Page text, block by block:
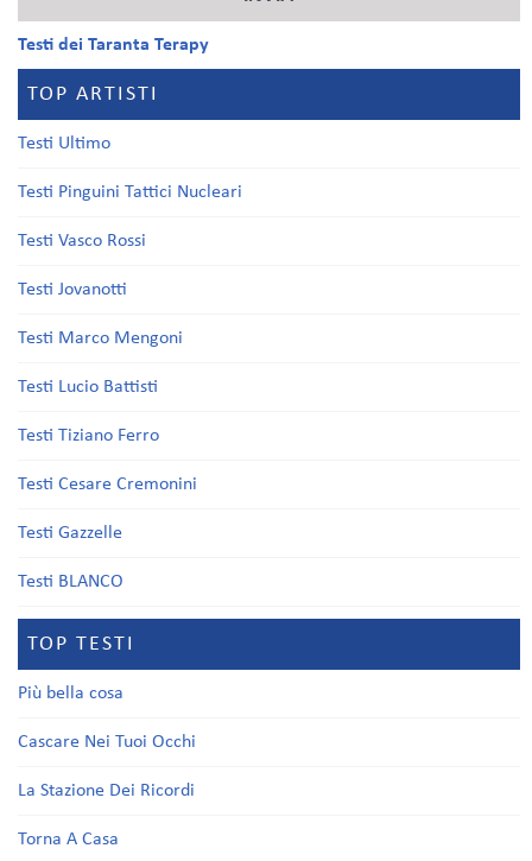
Testi dei Taranta Terapy
TOP ARTISTI
Testi Ultimo
Testi Pinguini Tattici Nucleari
Testi Vasco Rossi
Testi Jovanotti
Testi Marco Mengoni
Testi Lucio Battisti
Testi Tiziano Ferro
Testi Cesare Cremonini
Testi Gazzelle
Testi BLANCO
TOP TESTI
Più bella cosa
Cascare Nei Tuoi Occhi
La Stazione Dei Ricordi
Torna A Casa